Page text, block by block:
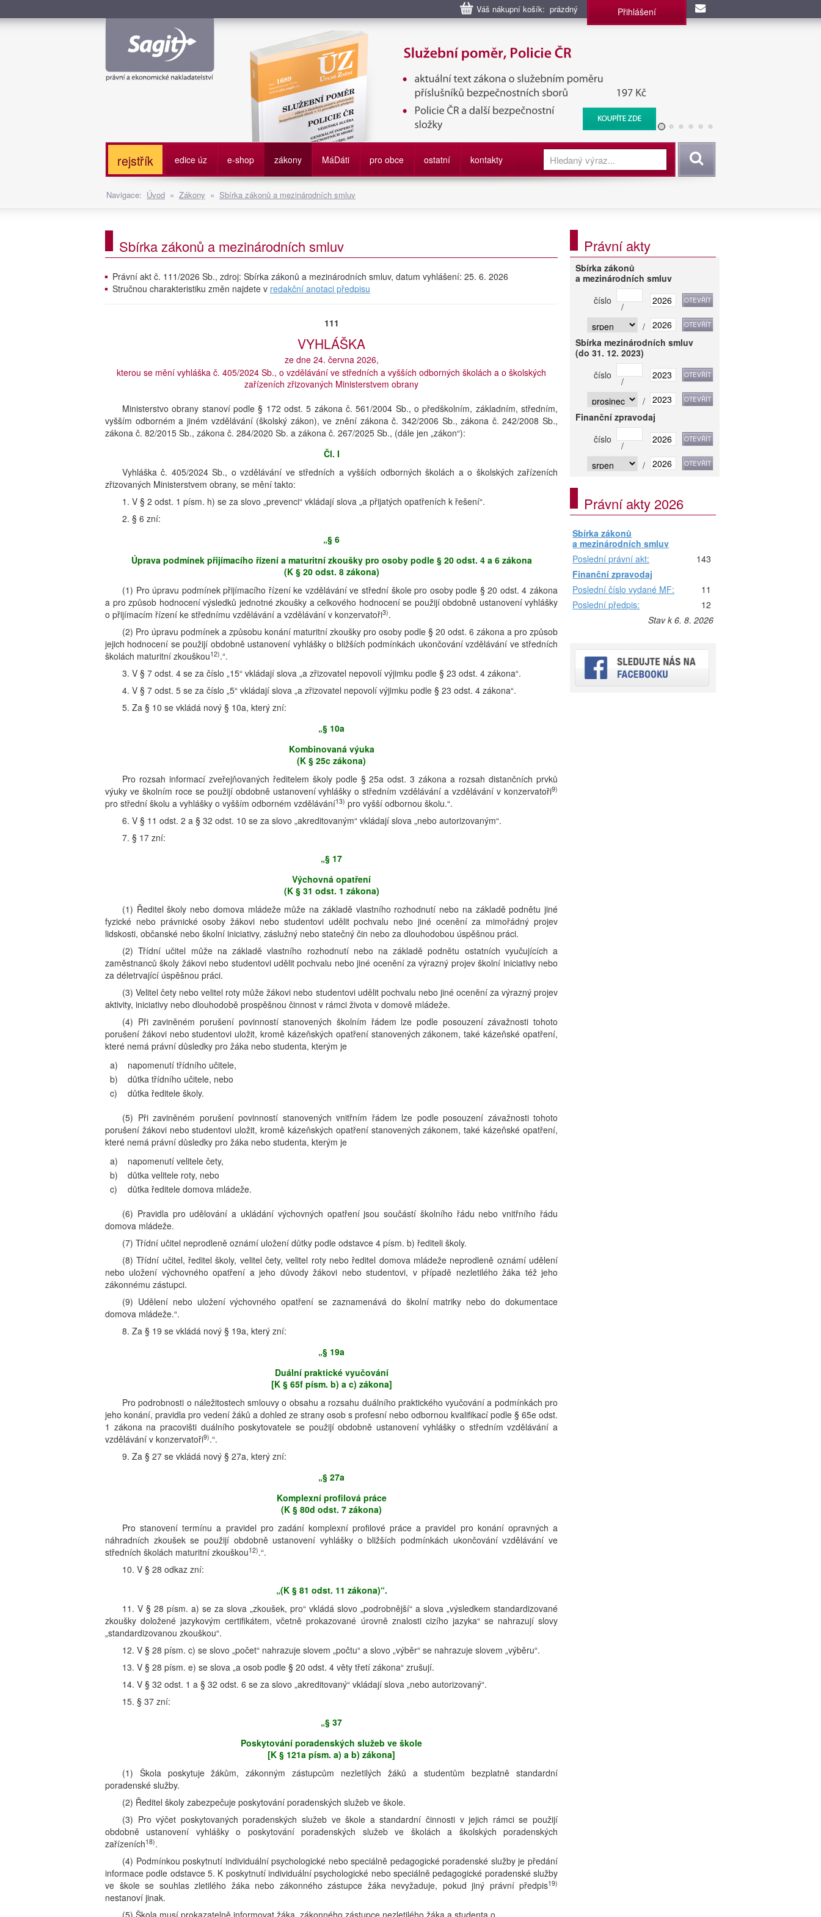
Váš nákupní košík: prázdný Přihlášení
Služební poměr příslušníků bezpečnostních sborů, Policie ČR, Vězeňská služba, BIS, Zpravodajské
služby
rejstřík edice úz e-shop zákony MáDáti pro obce ostatní kontakty Vyhledat
Navigace: Úvod » Zákony » Sbírka zákonů a mezinárodních smluv
Sbírka zákonů a mezinárodních smluv
Právní akt č. 111/2026 Sb., zdroj: Sbírka zákonů a mezinárodních smluv, datum vyhlášení: 25. 6. 2026
Stručnou charakteristiku změn najdete v redakční anotaci předpisu
111
VYHLÁŠKA
ze dne 24. června 2026,
kterou se mění vyhláška č. 405/2024 Sb., o vzdělávání ve středních a vyšších odborných školách a o školských
zařízeních zřizovaných Ministerstvem obrany
Ministerstvo obrany stanoví podle § 172 odst. 5 zákona č. 561/2004 Sb., o předškolním, základním, středním,
vyšším odborném a jiném vzdělávání (školský zákon), ve znění zákona č. 342/2006 Sb., zákona č. 242/2008 Sb.,
zákona č. 82/2015 Sb., zákona č. 284/2020 Sb. a zákona č. 267/2025 Sb., (dále jen „zákon“):
Čl. I
Vyhláška č. 405/2024 Sb., o vzdělávání ve středních a vyšších odborných školách a o školských zařízeních
zřizovaných Ministerstvem obrany, se mění takto:
1. V § 2 odst. 1 písm. h) se za slovo „prevenci“ vkládají slova „a přijatých opatřeních k řešení“.
2. § 6 zní:
„§ 6
Úprava podmínek přijímacího řízení a maturitní zkoušky pro osoby podle § 20 odst. 4 a 6 zákona
(K § 20 odst. 8 zákona)
(1) Pro úpravu podmínek přijímacího řízení ke vzdělávání ve střední škole pro osoby podle § 20 odst. 4 zákona
a pro způsob hodnocení výsledků jednotné zkoušky a celkového hodnocení se použijí obdobně ustanovení vyhlášky
o přijímacím řízení ke střednímu vzdělávání a vzdělávání v konzervatoři3).
(2) Pro úpravu podmínek a způsobu konání maturitní zkoušky pro osoby podle § 20 odst. 6 zákona a pro způsob
jejich hodnocení se použijí obdobně ustanovení vyhlášky o bližších podmínkách ukončování vzdělávání ve středních
školách maturitní zkouškou12).“.
3. V § 7 odst. 4 se za číslo „15“ vkládají slova „a zřizovatel nepovolí výjimku podle § 23 odst. 4 zákona“.
4. V § 7 odst. 5 se za číslo „5“ vkládají slova „a zřizovatel nepovolí výjimku podle § 23 odst. 4 zákona“.
5. Za § 10 se vkládá nový § 10a, který zní:
„§ 10a
Kombinovaná výuka
(K § 25c zákona)
Pro rozsah informací zveřejňovaných ředitelem školy podle § 25a odst. 3 zákona a rozsah distančních prvků
výuky ve školním roce se použijí obdobně ustanovení vyhlášky o středním vzdělávání a vzdělávání v konzervatoři9)
pro střední školu a vyhlášky o vyšším odborném vzdělávání13) pro vyšší odbornou školu.“.
6. V § 11 odst. 2 a § 32 odst. 10 se za slovo „akreditovaným“ vkládají slova „nebo autorizovaným“.
7. § 17 zní:
„§ 17
Výchovná opatření
(K § 31 odst. 1 zákona)
(1) Ředitel školy nebo domova mládeže může na základě vlastního rozhodnutí nebo na základě podnětu jiné
fyzické nebo právnické osoby žákovi nebo studentovi udělit pochvalu nebo jiné ocenění za mimořádný projev
lidskosti, občanské nebo školní iniciativy, záslužný nebo statečný čin nebo za dlouhodobou úspěšnou práci.
(2) Třídní učitel může na základě vlastního rozhodnutí nebo na základě podnětu ostatních vyučujících a
zaměstnanců školy žákovi nebo studentovi udělit pochvalu nebo jiné ocenění za výrazný projev školní iniciativy nebo
za déletrvající úspěšnou práci.
(3) Velitel čety nebo velitel roty může žákovi nebo studentovi udělit pochvalu nebo jiné ocenění za výrazný projev
aktivity, iniciativy nebo dlouhodobě prospěšnou činnost v rámci života v domově mládeže.
(4) Při zaviněném porušení povinností stanovených školním řádem lze podle posouzení závažnosti tohoto
porušení žákovi nebo studentovi uložit, kromě kázeňských opatření stanovených zákonem, také kázeňské opatření,
které nemá právní důsledky pro žáka nebo studenta, kterým je
a)
napomenutí třídního učitele,
b)
důtka třídního učitele, nebo
c)
důtka ředitele školy.
(5) Při zaviněném porušení povinností stanovených vnitřním řádem lze podle posouzení závažnosti tohoto
porušení žákovi nebo studentovi uložit, kromě kázeňských opatření stanovených zákonem, také kázeňské opatření,
které nemá právní důsledky pro žáka nebo studenta, kterým je
a)
napomenutí velitele čety,
b)
důtka velitele roty, nebo
c)
důtka ředitele domova mládeže.
(6) Pravidla pro udělování a ukládání výchovných opatření jsou součástí školního řádu nebo vnitřního řádu
domova mládeže.
(7) Třídní učitel neprodleně oznámí uložení důtky podle odstavce 4 písm. b) řediteli školy.
(8) Třídní učitel, ředitel školy, velitel čety, velitel roty nebo ředitel domova mládeže neprodleně oznámí udělení
nebo uložení výchovného opatření a jeho důvody žákovi nebo studentovi, v případě nezletilého žáka též jeho
zákonnému zástupci.
(9) Udělení nebo uložení výchovného opatření se zaznamenává do školní matriky nebo do dokumentace
domova mládeže.“.
8. Za § 19 se vkládá nový § 19a, který zní:
„§ 19a
Duální praktické vyučování
[K § 65f písm. b) a c) zákona]
Pro podrobnosti o náležitostech smlouvy o obsahu a rozsahu duálního praktického vyučování a podmínkách pro
jeho konání, pravidla pro vedení žáků a dohled ze strany osob s profesní nebo odbornou kvalifikací podle § 65e odst.
1 zákona na pracovišti duálního poskytovatele se použijí obdobně ustanovení vyhlášky o středním vzdělávání a
vzdělávání v konzervatoři9).“.
9. Za § 27 se vkládá nový § 27a, který zní:
„§ 27a
Komplexní profilová práce
(K § 80d odst. 7 zákona)
Pro stanovení termínu a pravidel pro zadání komplexní profilové práce a pravidel pro konání opravných a
náhradních zkoušek se použijí obdobně ustanovení vyhlášky o bližších podmínkách ukončování vzdělávání ve
středních školách maturitní zkouškou12).“.
10. V § 28 odkaz zní:
„(K § 81 odst. 11 zákona)“.
11. V § 28 písm. a) se za slova „zkoušek, pro“ vkládá slovo „podrobnější“ a slova „výsledkem standardizované
zkoušky doložené jazykovým certifikátem, včetně prokazované úrovně znalosti cizího jazyka“ se nahrazují slovy
„standardizovanou zkouškou“.
12. V § 28 písm. c) se slovo „počet“ nahrazuje slovem „počtu“ a slovo „výběr“ se nahrazuje slovem „výběru“.
13. V § 28 písm. e) se slova „a osob podle § 20 odst. 4 věty třetí zákona“ zrušují.
14. V § 32 odst. 1 a § 32 odst. 6 se za slovo „akreditovaný“ vkládají slova „nebo autorizovaný“.
15. § 37 zní:
„§ 37
Poskytování poradenských služeb ve škole
[K § 121a písm. a) a b) zákona]
(1) Škola poskytuje žákům, zákonným zástupcům nezletilých žáků a studentům bezplatně standardní
poradenské služby.
(2) Ředitel školy zabezpečuje poskytování poradenských služeb ve škole.
(3) Pro výčet poskytovaných poradenských služeb ve škole a standardní činnosti v jejich rámci se použijí
obdobně ustanovení vyhlášky o poskytování poradenských služeb ve školách a školských poradenských
zařízeních18).
(4) Podmínkou poskytnutí individuální psychologické nebo speciálně pedagogické poradenské služby je předání
informace podle odstavce 5. K poskytnutí individuální psychologické nebo speciálně pedagogické poradenské služby
ve škole se souhlas zletilého žáka nebo zákonného zástupce žáka nevyžaduje, pokud jiný právní předpis19)
nestanoví jinak.
(5) Škola musí prokazatelně informovat žáka, zákonného zástupce nezletilého žáka a studenta o
Právní akty
Sbírka zákonů
a mezinárodních smluv
číslo
/
/
Sbírka mezinárodních smluv
(do 31. 12. 2023)
číslo
/
/
Finanční zpravodaj
číslo
/
/
Právní akty 2026
Sbírka zákonů
a mezinárodních smluv
Poslední právní akt:
143
Finanční zpravodaj
Poslední číslo vydané MF:
11
Poslední předpis:
12
Stav k 6. 8. 2026